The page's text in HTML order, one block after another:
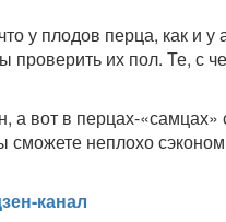
у плодов перца, как и
их пол. Те, с
а вот в перцах-
сможете неплохо
канал